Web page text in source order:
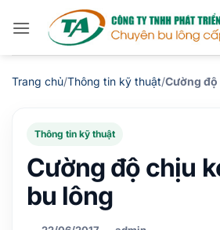
qua
Trang chủ/Thông tin kỹ thuật/Cường
Thông tin kỹ thuật
Cường độ chịu
bu lông